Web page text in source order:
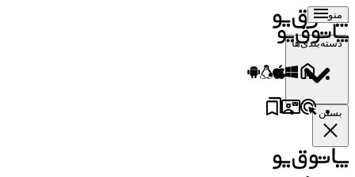
منو
دسته‌بندی‌ها
بستن